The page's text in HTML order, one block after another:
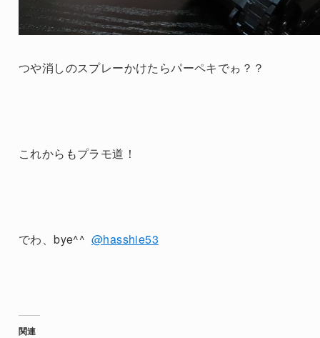
つや消しのスプレーかけたらパーペキでゎ？？
これからもプラモ道！
でわ、bye^^ @hasshie53
関連